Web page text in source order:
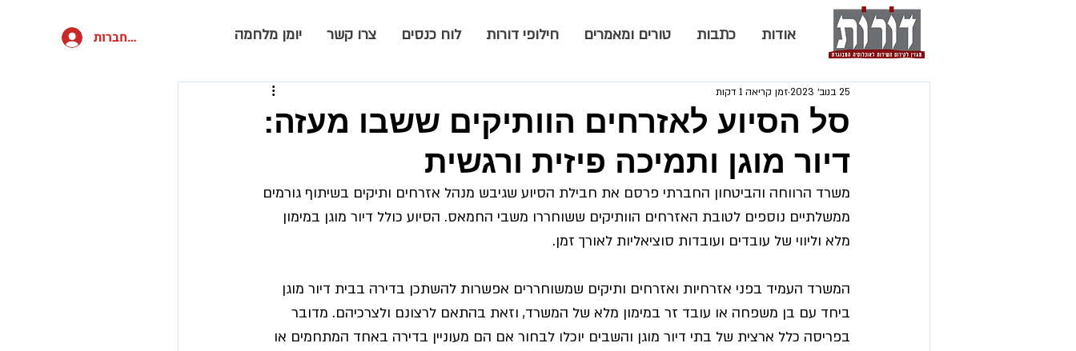
להתחברות אודות כתבות טורים ומאמרים חילופי דורות לוח כנסים צרו קשר יומן מלחמה
סל הסיוע לאזרחים הוותיקים ששבו מעזה:
דיור מוגן ותמיכה פיזית ורגשית
25 בנוב׳ 2023 זמן קריאה 1 דקות
משרד הרווחה והביטחון החברתי פרסם את חבילת הסיוע שגיבש מנהל אזרחים ותיקים בשיתוף גורמים
ממשלתיים נוספים לטובת האזרחים הוותיקים ששוחררו משבי החמאס. הסיוע כולל דיור מוגן במימון
מלא וליווי של עובדים ועובדות סוציאליות לאורך זמן.
המשרד העמיד בפני אזרחיות ואזרחים ותיקים שמשוחררים אפשרות להשתכן בדירה בבית דיור מוגן
ביחד עם בן משפחה או עובד זר במימון מלא של המשרד, וזאת בהתאם לרצונם ולצרכיהם. מדובר
בפריסה כלל ארצית של בתי דיור מוגן והשבים יוכלו לבחור אם הם מעוניין בדירה באחד המתחמים או